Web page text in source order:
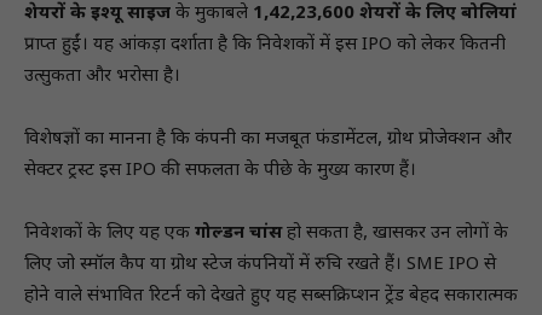
शेयरों के इश्यू साइज के मुकाबले 1,42,23,600 शेयरों के लिए बोलियां
प्राप्त हुईं। यह आंकड़ा दर्शाता है कि निवेशकों में इस IPO को लेकर कितनी
उत्सुकता और भरोसा है।
विशेषज्ञों का मानना है कि कंपनी का मजबूत फंडामेंटल, ग्रोथ प्रोजेक्शन और
सेक्टर ट्रस्ट इस IPO की सफलता के पीछे के मुख्य कारण हैं।
निवेशकों के लिए यह एक गोल्डन चांसहो सकता है, खासकर उन लोगों के
लिए जो स्मॉल कैप या ग्रोथ स्टेज कंपनियों में रुचि रखते हैं। SME IPO से
होने वाले संभावित रिटर्न को देखते हुए यह सब्सक्रिप्शन ट्रेंड बेहद सकारात्मक